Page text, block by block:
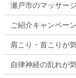
瀬戸市のマッサー
ご紹介キャンペーン
肩こり・首こりが
自律神経の乱れが